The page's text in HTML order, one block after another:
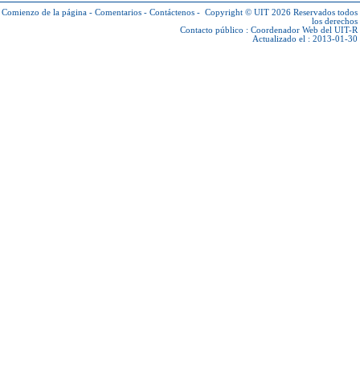
Comienzo de la página - Comentarios - Contáctenos - Copyright © UIT 2026 Reservados todos
los derechos
Contacto público : Coordenador Web del UIT-R
Actualizado el : 2013-01-30